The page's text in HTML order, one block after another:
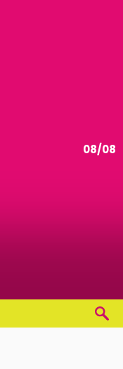
08/08